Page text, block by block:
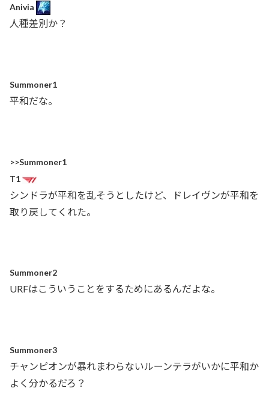
Anivia
人種差別か？
Summoner1
平和だな。
>>Summoner1
T1
シンドラが平和を乱そうとしたけど、ドレイヴンが平和を
取り戻してくれた。
Summoner2
URFはこういうことをするためにあるんだよな。
Summoner3
チャンピオンが暴れまわらないルーンテラがいかに平和か
よく分かるだろ？